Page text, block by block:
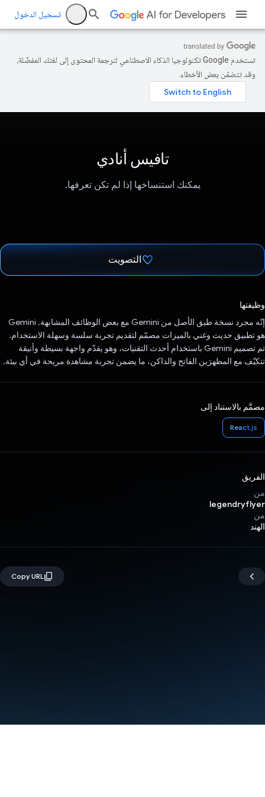
تسجيل الدخول
تستخدم Google تكنولوجيا الذكاء الاصطناعي لترجمة المحتوى إلى لغتك المفضّلة،
وقد تتضمّن بعض الأخطاء.
تافيس أنادي
يمكنك استنساخها إذا لم تكن تعرفها.
التصويت
وظيفتها
إنّه مجرد نسخة طبق الأصل من Gemini مع بعض الوظائف المشابهة. Gemini
هو تطبيق حديث وغني بالميزات مصمّم لتقديم تجربة سلسة وسهلة الاستخدام.
تم تصميم Gemini باستخدام أحدث التقنيات، وهو يقدّم واجهة بسيطة وأنيقة
تتكيّف مع المظهرَين الفاتح والداكن، ما يضمن تجربة مشاهدة مريحة في أي بيئة.
مصمَّم بالاستناد إلى
React.js
الفريق
من
legendryflyer
من
الهند